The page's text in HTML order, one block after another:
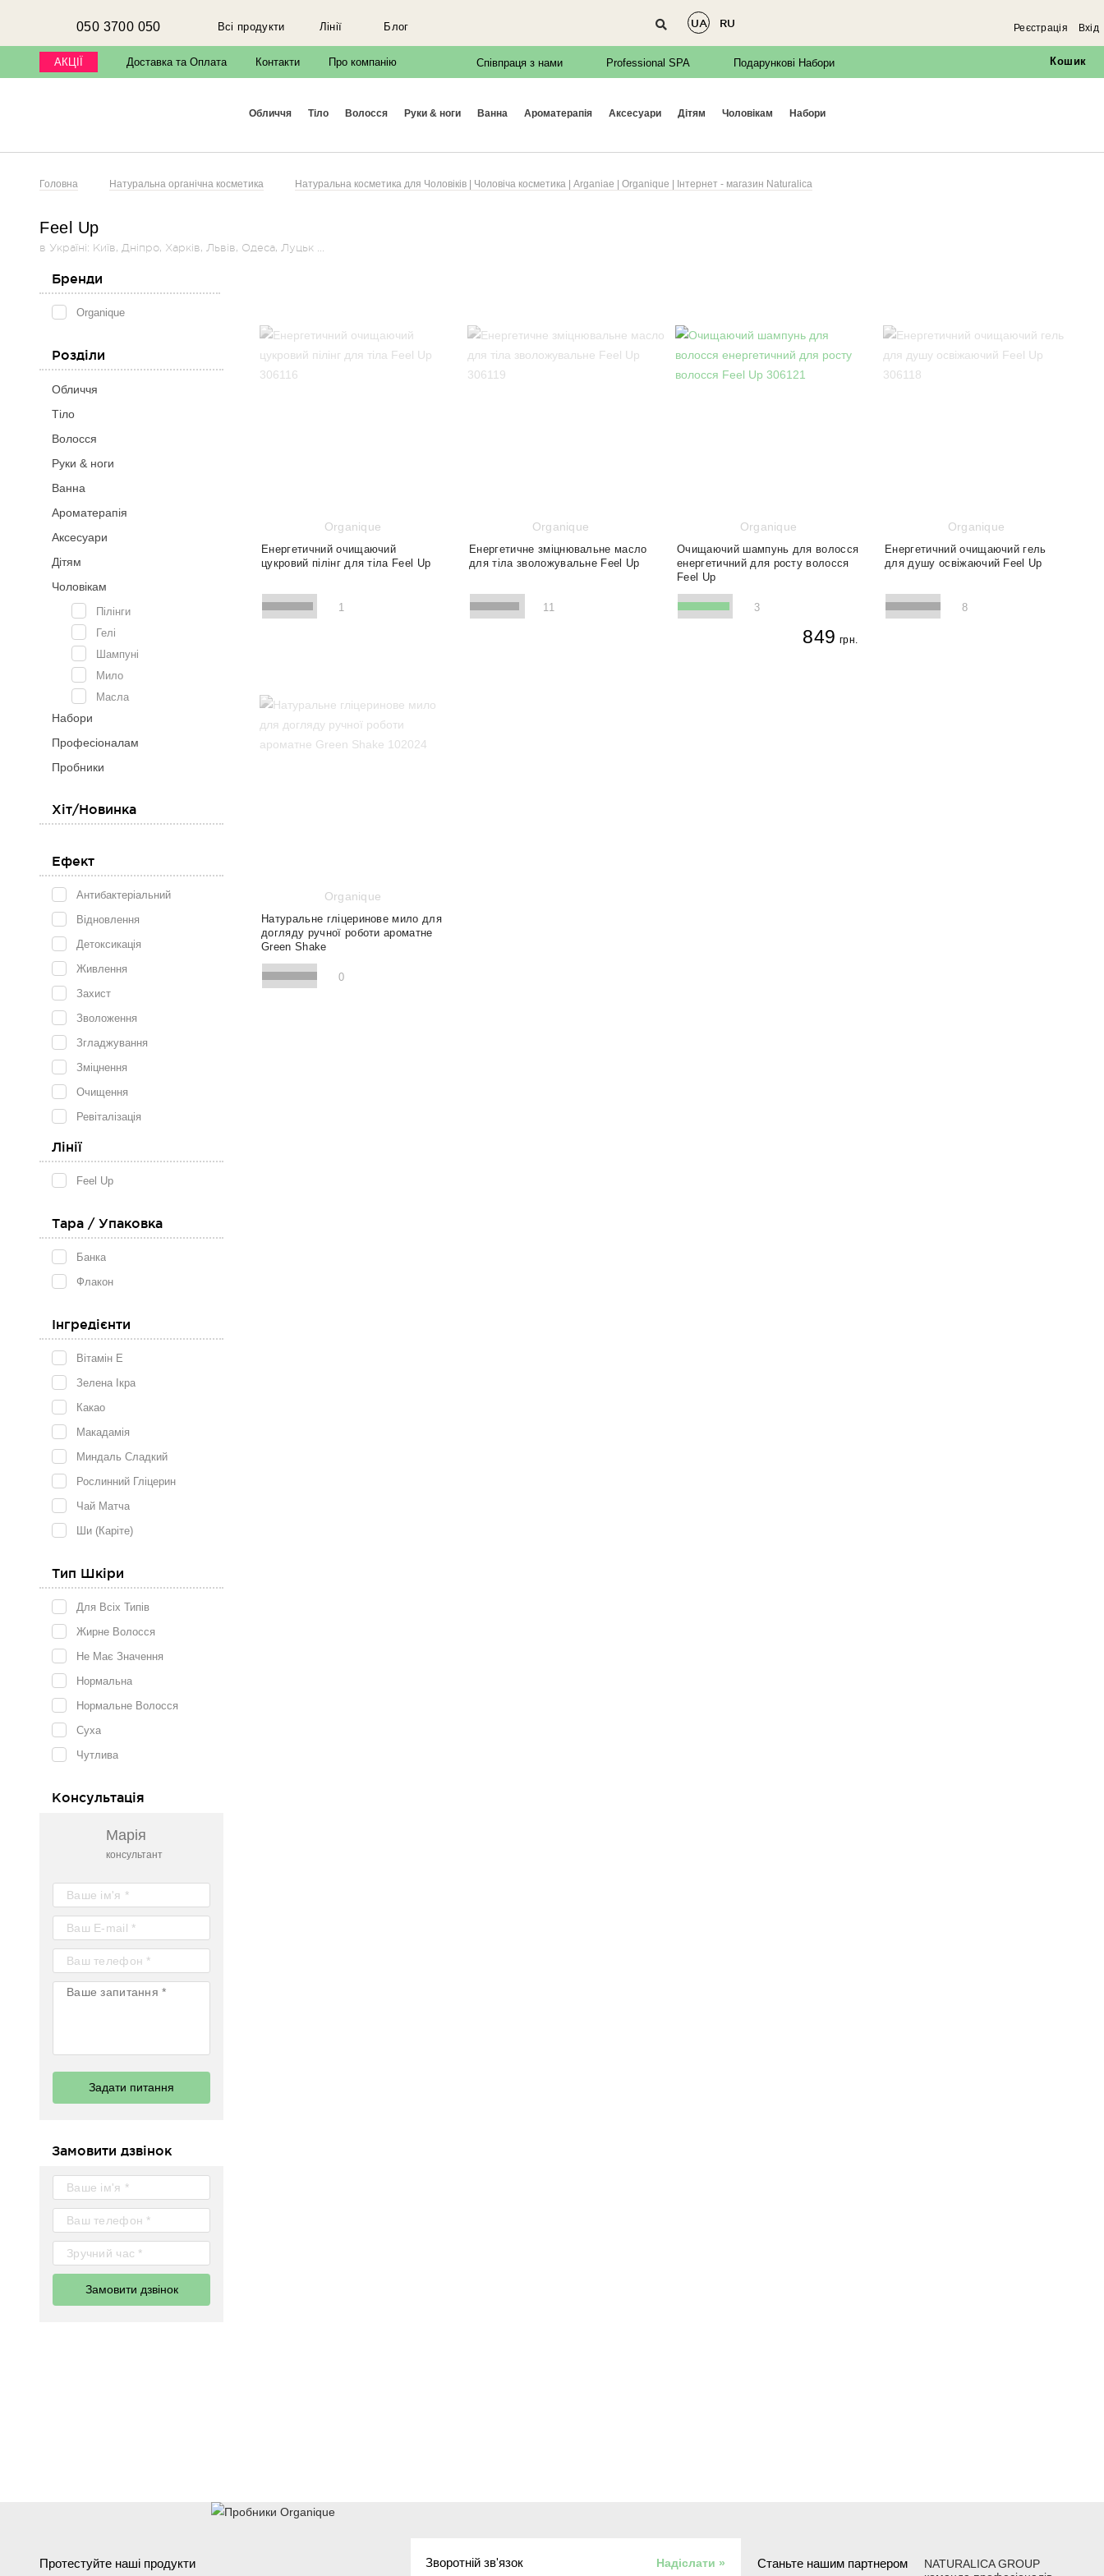
050 3700 050 Всі продукти Лінії Блог RU
UA Реєстрація Вхід
АКЦІЇ Доставка та Оплата Контакти Про компанію Співпраця з нами Professional SPA Подарункові Набори Кошик
обличчя тіло волосся руки & ноги ванна ароматерапія аксесуари дітям чоловікам набори
Головна Натуральна органічна косметика Натуральна косметика для Чоловіків | Чоловіча косметика | Arganiae | Organique | Інтернет - магазин Naturalica
Feel Up
в Україні: Київ, Дніпро, Харків, Львів, Одеса, Луцьк ...
Розділи
Обличчя
Тіло
Волосся
Руки & ноги
Ванна
Ароматерапія
Аксесуари
Дітям
Чоловікам
Пілінги
Гелі
Шампуні
Мило
Масла
Набори
Професіоналам
Пробники
Бренди
Organique
Хіт/Новинка
Ефект
Антибактеріальний
Відновлення
Детоксикація
Живлення
Захист
Зволоження
Згладжування
Зміцнення
Очищення
Ревіталізація
Розгладжування
Свіжість
Стимуляція
Лінії
Feel Up
Тара / Упаковка
Банка
Флакон
Інгредієнти
Вітамін E
Зелена Ікра
Какао
Макадамія
Миндаль Сладкий
Рослинний Гліцерин
Чай Матча
Ши (каріте)
Тип Шкіри
Для Всіх Типів
Жирне Волосся
Не Має Значення
Нормальна
Нормальне Волосся
Суха
Чутлива
Консультація
Марія
консультант
Задати питання
Замовити дзвінок
Замовити дзвінок
Organique
Енергетичний очищаючий
цукровий пілінг для тіла Feel Up
1
200 мл
Organique
Енергетичне зміцнювальне масло
для тіла зволожувальне Feel Up
11
Organique
Очищаючий шампунь для волосся
енергетичний для росту волосся
Feel Up
3
849 грн.
Organique
Енергетичний очищаючий гель
для душу освіжаючий Feel Up
8
Organique
Натуральне гліцеринове мило для
догляду ручної роботи ароматне
Green Shake
0
Протестуйте наші продукти Зворотній зв'язок Надіслати » Станьте нашим партнером
NATURALICA GROUP